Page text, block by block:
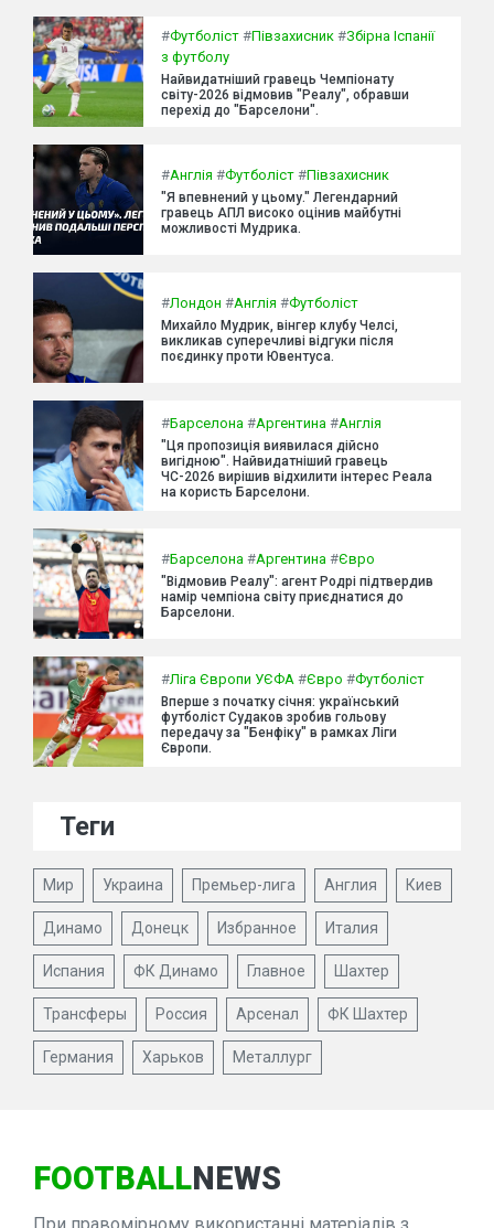
#Футболіст #Півзахисник #Збірна Іспанії
з футболу
Найвидатніший гравець Чемпіонату
світу-2026 відмовив "Реалу", обравши
перехід до "Барселони".
#Англія #Футболіст #Півзахисник
"Я впевнений у цьому." Легендарний
гравець АПЛ високо оцінив майбутні
можливості Мудрика.
#Лондон #Англія #Футболіст
Михайло Мудрик, вінгер клубу Челсі,
викликав суперечливі відгуки після
поєдинку проти Ювентуса.
#Барселона #Аргентина #Англія
"Ця пропозиція виявилася дійсно
вигідною". Найвидатніший гравець
ЧС-2026 вирішив відхилити інтерес Реала
на користь Барселони.
#Барселона #Аргентина #Євро
"Відмовив Реалу": агент Родрі підтвердив
намір чемпіона світу приєднатися до
Барселони.
#Ліга Європи УЄФА #Євро #Футболіст
Вперше з початку січня: український
футболіст Судаков зробив гольову
передачу за "Бенфіку" в рамках Ліги
Європи.
Теги
Мир Украина Премьер-лига Англия Киев
Динамо Донецк Избранное Италия
Испания ФК Динамо Главное Шахтер
Трансферы Россия Арсенал ФК Шахтер
Германия Харьков Металлург
FOOTBALLNEWS